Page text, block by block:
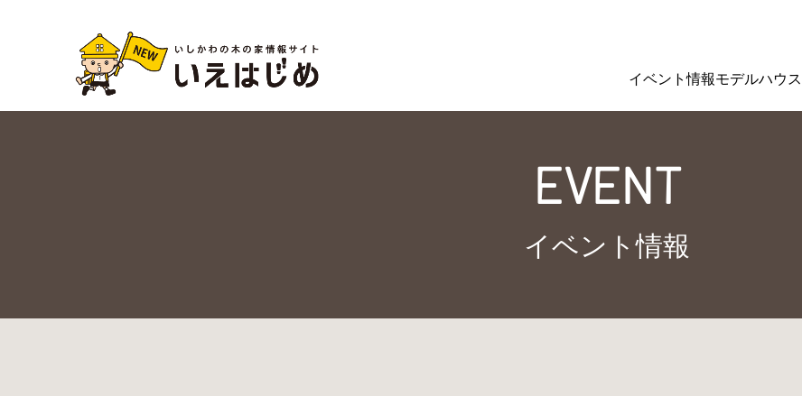
イベント情報モデルハウス
EVENT
イベント情報